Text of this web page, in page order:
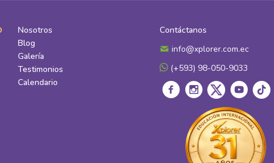
Nosotros
Blog
Galería
Testimonios
Calendario
Contáctanos
info@xplorer.com.ec
(+593) 98-050-9033